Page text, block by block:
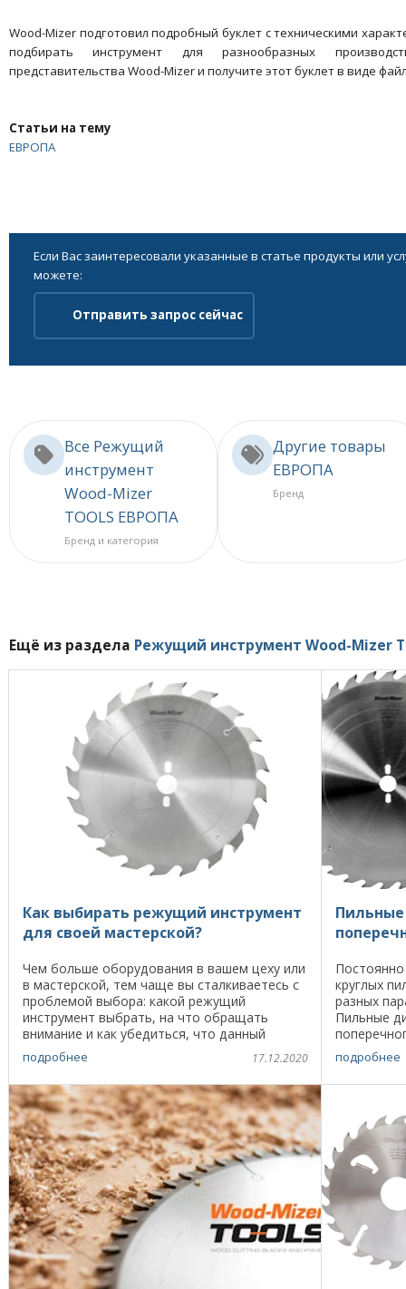
Wood-Mizer подготовил подробный буклет с техническими
подбирать инструмент для разнообразных
представительства Wood-Mizer и получите этот буклет в виде
Статьи на тему
ЕВРОПА
Если Вас заинтересовали указанные в статье продукты или
можете:
Отправить запрос сейчас
Все Режущий
инструмент
Wood-Mizer
TOOLS ЕВРОПА
Бренд и категория
Другие товары
ЕВРОПА
Бренд
Ещё из раздела Режущий инструмент Wood-Mizer
Как выбирать режущий инструмент
для своей мастерской?
Чем больше оборудования в вашем цеху или
в мастерской, тем чаще вы сталкиваетесь с
проблемой выбора: какой режущий
инструмент выбрать, на что обращать
внимание и как убедиться, что данный
конкретный нож или пила подойдут для
вашего станка. Выбирая ...
подробнее 17.12.2020
круглых
разных
Пильные
и сухую и
подробнее